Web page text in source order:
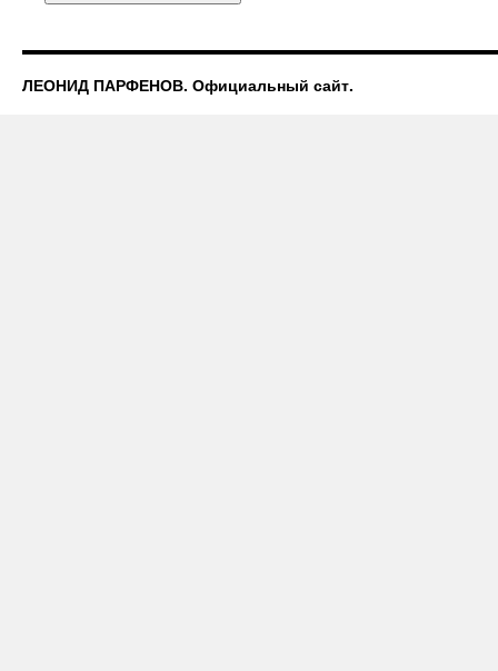
ЛЕОНИД ПАРФЕНОВ. Официальный сайт.